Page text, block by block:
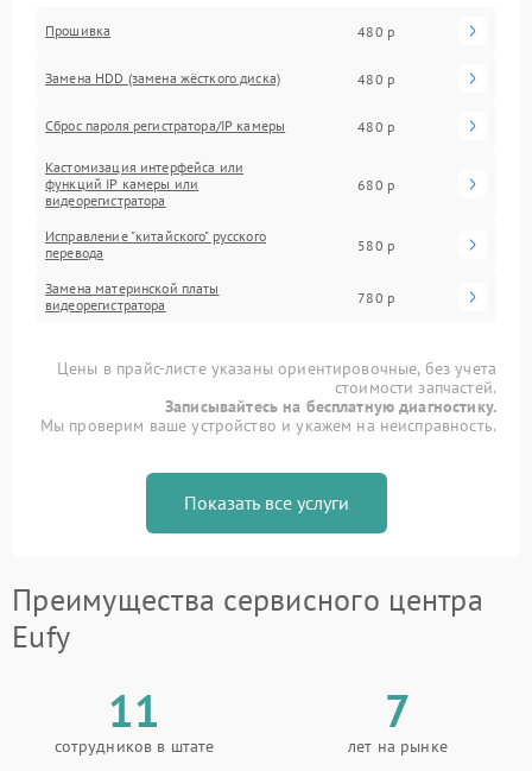
Прошивка 480 р
Замена HDD (замена жёсткого диска) 480 р
Сброс пароля регистратора/IP камеры 480 р
Кастомизация интерфейса или
функций IP камеры или
видеорегистратора
680 р
Исправление "китайского" русского
перевода
580 р
Замена материнской платы
видеорегистратора
780 р
Цены в прайс-листе указаны ориентировочные, без учета
стоимости запчастей.
Записывайтесь на бесплатную диагностику.
Мы проверим ваше устройство и укажем на неисправность.
Показать все услуги
Преимущества сервисного центра
Eufy
11
сотрудников в штате
7
лет на рынке